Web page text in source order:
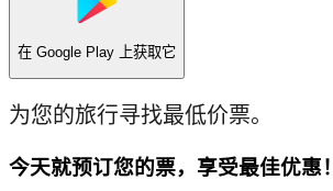
在 Google Play 上获取它
为您的旅行寻找最低价票。
今天就预订您的票，享受最佳优惠！